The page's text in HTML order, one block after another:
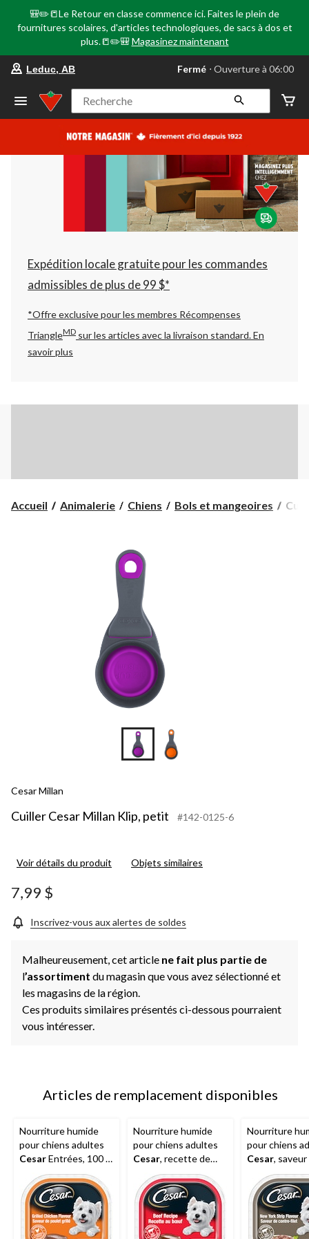
🎒✏️📒Le Retour en classe commence ici. Faites le plein de
fournitures scolaires, d'articles technologiques, de sacs à dos et
plus.📒✏️🎒 Magasinez maintenant
votre
préféré
Leduc,
AB,
courament
Ouverture
à
06:00
cliquer
pour
changer
Leduc, AB Fermé ⋅ Ouverture à 06:00
Recherche
Expédition locale gratuite pour les commandes
admissibles de plus de 99 $*
*Offre exclusive pour les membres Récompenses
TriangleMD sur les articles avec la livraison standard.En
savoir plus
Accueil Animalerie Chiens Bols et mangeoires
Cesar Millan
Cuiller Cesar Millan Klip, petit #142-0125-6
Voir détails du produit Objets similaires
7,99 $
Inscrivez-vous aux alertes de soldes
Malheureusement, cet article ne fait plus partie de
l’assortiment du magasin que vous avez sélectionné et
les magasins de la région.
Ces produits similaires présentés ci-dessous pourraient
vous intéresser.
Articles de remplacement disponibles
Nourriture humide
pour chiens adultes
CesarEntrées, 100 g,
saveurs variées
Nourriture humide
pour chiens adultes
Cesar, recette de
boeuf, 100 g
Nourriture
pour chiens
Cesar,
contre-filet,